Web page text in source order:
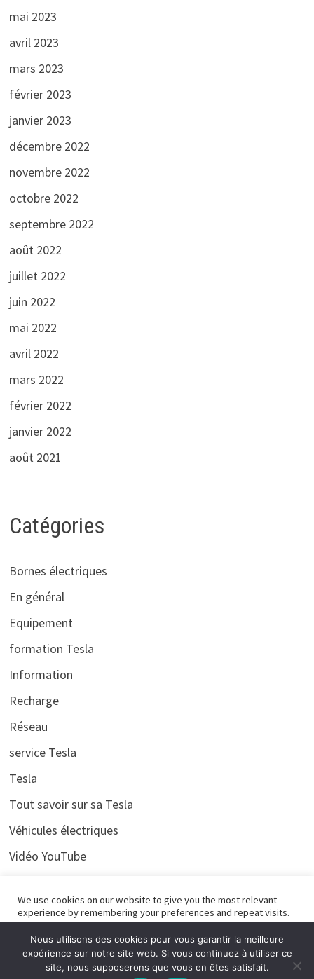
mai 2023
avril 2023
mars 2023
février 2023
janvier 2023
décembre 2022
novembre 2022
octobre 2022
septembre 2022
août 2022
juillet 2022
juin 2022
mai 2022
avril 2022
mars 2022
février 2022
janvier 2022
août 2021
Catégories
Bornes électriques
En général
Equipement
formation Tesla
Information
Recharge
Réseau
service Tesla
Tesla
Tout savoir sur sa Tesla
Véhicules électriques
Vidéo YouTube
We use cookies on our website to give you the most relevant
experience by remembering your preferences and repeat visits.
By clicking “Accept All”, you consent to the use of ALL the
cookies. However, you may visit "Cookie Settings" to provide a
controlled consent.
Nous utilisons des cookies pour vous garantir la meilleure
expérience sur notre site web. Si vous continuez à utiliser ce
site, nous supposerons que vous en êtes satisfait.